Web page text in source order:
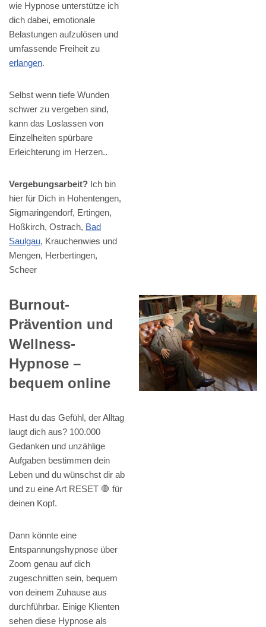
wie Hypnose unterstütze ich
dich dabei, emotionale
Belastungen aufzulösen und
umfassende Freiheit zu
erlangen.
Selbst wenn tiefe Wunden
schwer zu vergeben sind,
kann das Loslassen von
Einzelheiten spürbare
Erleichterung im Herzen..
Vergebungsarbeit? Ich bin
hier für Dich in Hohentengen,
Sigmaringendorf, Ertingen,
Hoßkirch, Ostrach, Bad
Saulgau, Krauchenwies und
Mengen, Herbertingen,
Scheer
Burnout-
Prävention und
Wellness-
Hypnose –
bequem online
Hast du das Gefühl, der Alltag
laugt dich aus? 100.000
Gedanken und unzählige
Aufgaben bestimmen dein
Leben und du wünschst dir ab
und zu eine Art RESET 🛑 für
deinen Kopf.
Dann könnte eine
Entspannungshypnose über
Zoom genau auf dich
zugeschnitten sein, bequem
von deinem Zuhause aus
durchführbar. Einige Klienten
sehen diese Hypnose als